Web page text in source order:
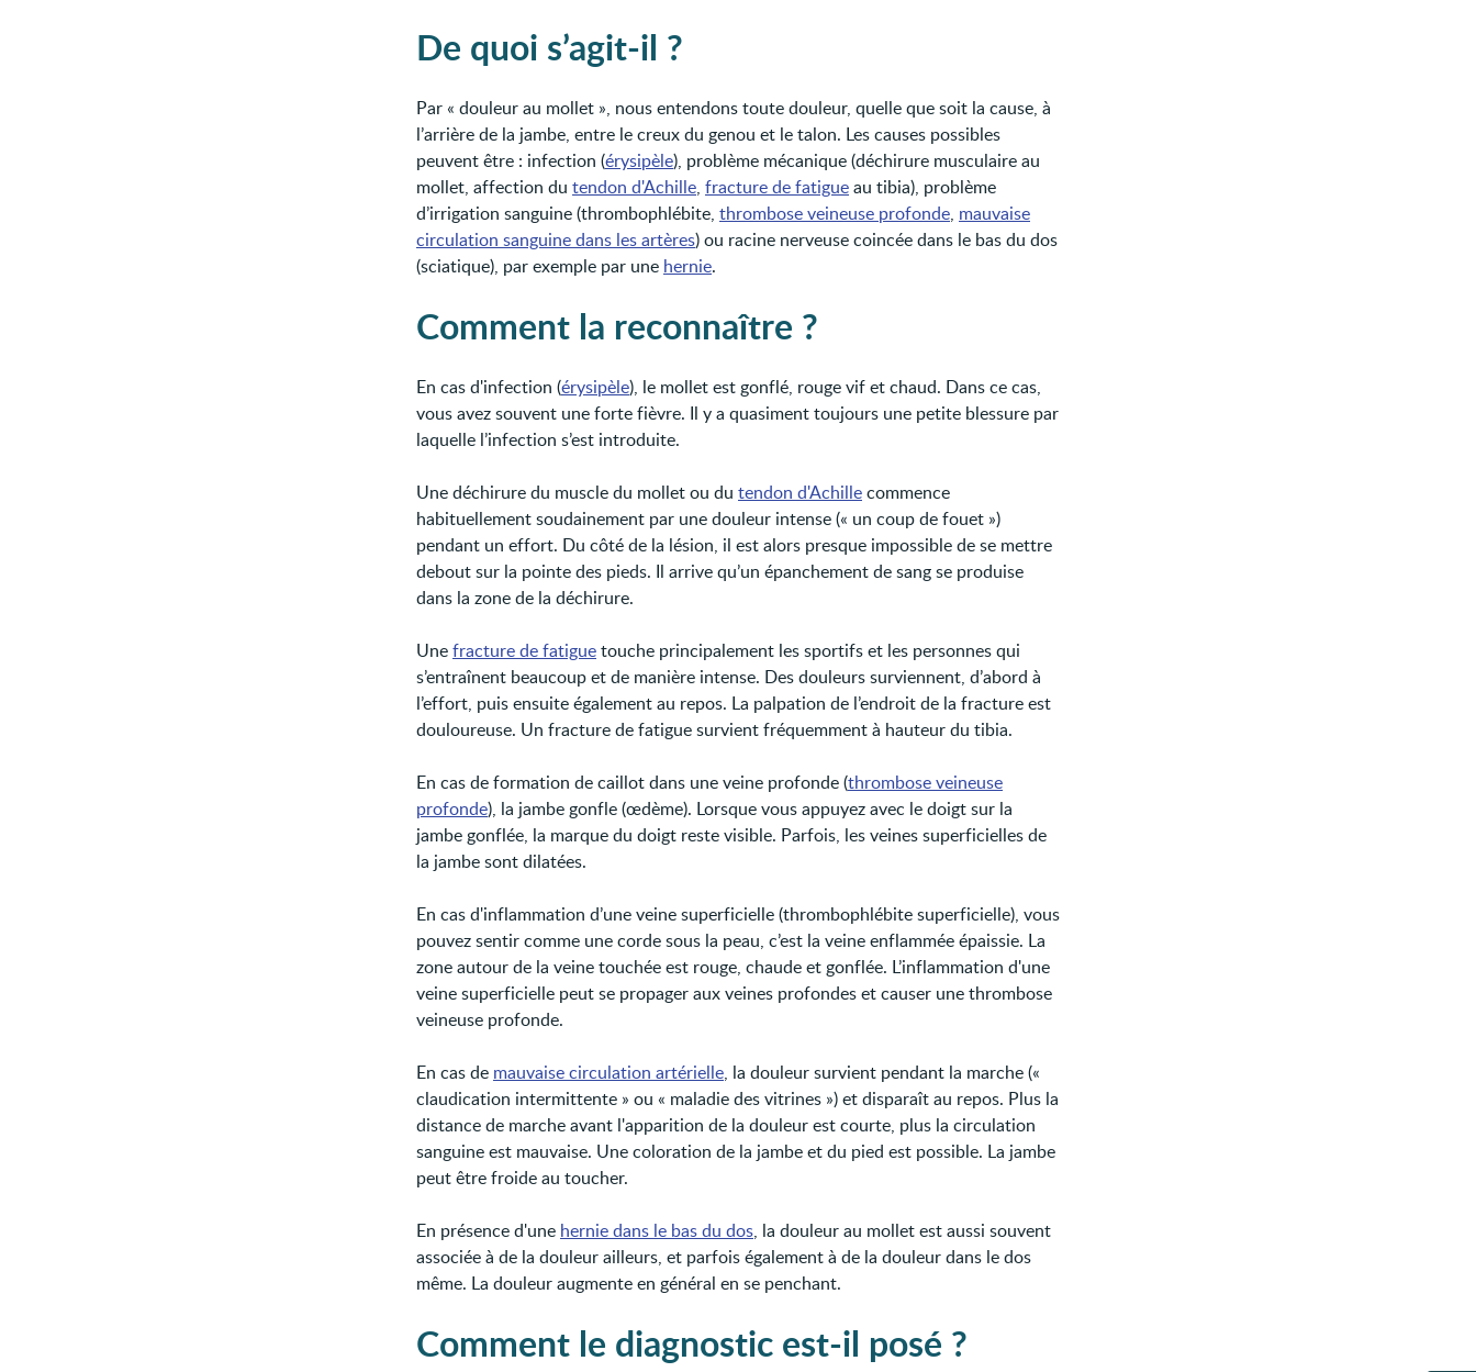
De quoi s’agit-il ?
Par « douleur au mollet », nous entendons toute douleur, quelle que soit la cause, à
l’arrière de la jambe, entre le creux du genou et le talon. Les causes possibles
peuvent être : infection (érysipèle), problème mécanique (déchirure musculaire au
mollet, affection du tendon d'Achille, fracture de fatigueau tibia), problème
d’irrigation sanguine (thrombophlébite, thrombose veineuse profonde, mauvaise
circulation sanguine dans les artères) ou racine nerveuse coincée dans le bas du dos
(sciatique), par exemple par une hernie.
Comment la reconnaître ?
En cas d'infection (érysipèle), le mollet est gonflé, rouge vif et chaud. Dans ce cas,
vous avez souvent une forte fièvre. Il y a quasiment toujours une petite blessure par
laquelle l’infection s’est introduite.
Une déchirure du muscle du mollet ou du tendon d'Achillecommence
habituellement soudainement par une douleur intense (« un coup de fouet »)
pendant un effort. Du côté de la lésion, il est alors presque impossible de se mettre
debout sur la pointe des pieds. Il arrive qu’un épanchement de sang se produise
dans la zone de la déchirure.
Unefracture de fatiguetouche principalement les sportifs et les personnes qui
s’entraînent beaucoup et de manière intense. Des douleurs surviennent, d’abord à
l’effort, puis ensuite également au repos. La palpation de l’endroit de la fracture est
douloureuse. Un fracture de fatigue survient fréquemment à hauteur du tibia.
En cas de formation de caillot dans une veine profonde (thrombose veineuse
profonde), la jambe gonfle (œdème). Lorsque vous appuyez avec le doigt sur la
jambe gonflée, la marque du doigt reste visible. Parfois, les veines superficielles de
la jambe sont dilatées.
En cas d'inflammation d’une veine superficielle (thrombophlébite superficielle), vous
pouvez sentir comme une corde sous la peau, c’est la veine enflammée épaissie. La
zone autour de la veine touchée est rouge, chaude et gonflée. L’inflammation d'une
veine superficielle peut se propager aux veines profondes et causer une thrombose
veineuse profonde.
En cas de mauvaise circulation artérielle, la douleur survient pendant la marche («
claudication intermittente » ou « maladie des vitrines ») et disparaît au repos. Plus la
distance de marche avant l'apparition de la douleur est courte, plus la circulation
sanguine est mauvaise. Une coloration de la jambe et du pied est possible. La jambe
peut être froide au toucher.
En présence d'une hernie dans le bas du dos, la douleur au mollet est aussi souvent
associée à de la douleur ailleurs, et parfois également à de la douleur dans le dos
même. La douleur augmente en général en se penchant.
Comment le diagnostic est-il posé ?